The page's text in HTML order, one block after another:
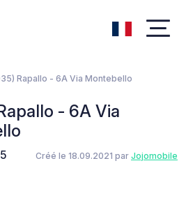
Rapallo - 6A Via Montebello
- 6A Via
Créé le 18.09.2021 par Jojomobile